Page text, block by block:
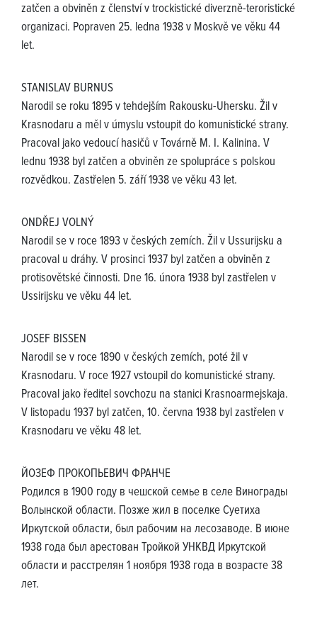
zatčen a obviněn z členství v trockistické diverzně-teroristické
organizaci. Popraven 25. ledna 1938 v Moskvě ve věku 44
let.
STANISLAV BURNUS
Narodil se roku 1895 v tehdejším Rakousku-Uhersku. Žil v
Krasnodaru a měl v úmyslu vstoupit do komunistické strany.
Pracoval jako vedoucí hasičů v Továrně M. I. Kalinina. V
lednu 1938 byl zatčen a obviněn ze spolupráce s polskou
rozvědkou. Zastřelen 5. září 1938 ve věku 43 let.
ONDŘEJ VOLNÝ
Narodil se v roce 1893 v českých zemích. Žil v Ussurijsku a
pracoval u dráhy. V prosinci 1937 byl zatčen a obviněn z
protisovětské činnosti. Dne 16. února 1938 byl zastřelen v
Ussirijsku ve věku 44 let.
JOSEF BISSEN
Narodil se v roce 1890 v českých zemích, poté žil v
Krasnodaru. V roce 1927 vstoupil do komunistické strany.
Pracoval jako ředitel sovchozu na stanici Krasnoarmejskaja.
V listopadu 1937 byl zatčen, 10. června 1938 byl zastřelen v
Krasnodaru ve věku 48 let.
ЙОЗЕФ ПРОКОПЬЕВИЧ ФРАНЧЕ
Родился в 1900 году в чешской семье в селе Винограды
Волынской области. Позже жил в поселке Суетиха
Иркутской области, был рабочим на лесозаводе. В июне
1938 года был арестован Тройкой УНКВД Иркутской
области и расстрелян 1 ноября 1938 года в возрасте 38
лет.